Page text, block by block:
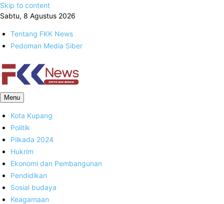
Skip to content
Sabtu, 8 Agustus 2026
Tentang FKK News
Pedoman Media Siber
FKK News
Menu
Kota Kupang
Politik
Pilkada 2024
Hukrim
Ekonomi dan Pembangunan
Pendidikan
Sosial budaya
Keagamaan